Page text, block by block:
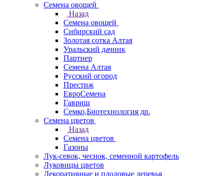
Семена овощей
Назад
Семена овощей
Сибирский сад
Золотая сотка Алтая
Уральский дачник
Партнер
Семена Алтая
Русский огород
Престиж
ЕвроСемена
Гавриш
Семко,Биотехнология др.
Семена цветов
Назад
Семена цветов
Газоны
Лук-севок, чеснок, семенной картофель
Луковицы цветов
Декоративные и плодовые деревья